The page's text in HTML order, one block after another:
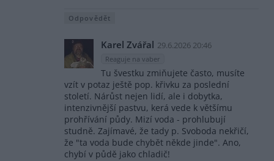
Odpovědět
Karel Zvářal 29.6.2026 20:46
Reaguje na vaber
Tu švestku zmiňujete často, musíte
vzít v potaz ještě pop. křivku za poslední
století. Nárůst nejen lidí, ale i dobytka,
intenzivnější pastvu, kerá vede k většímu
prohřívání půdy. Mizí voda - prohlubují
studně. Zajímavé, že tady p. Svoboda nekřičí,
že "ta voda bude chybět někde jinde". Ano,
chybí v půdě jako chladič!